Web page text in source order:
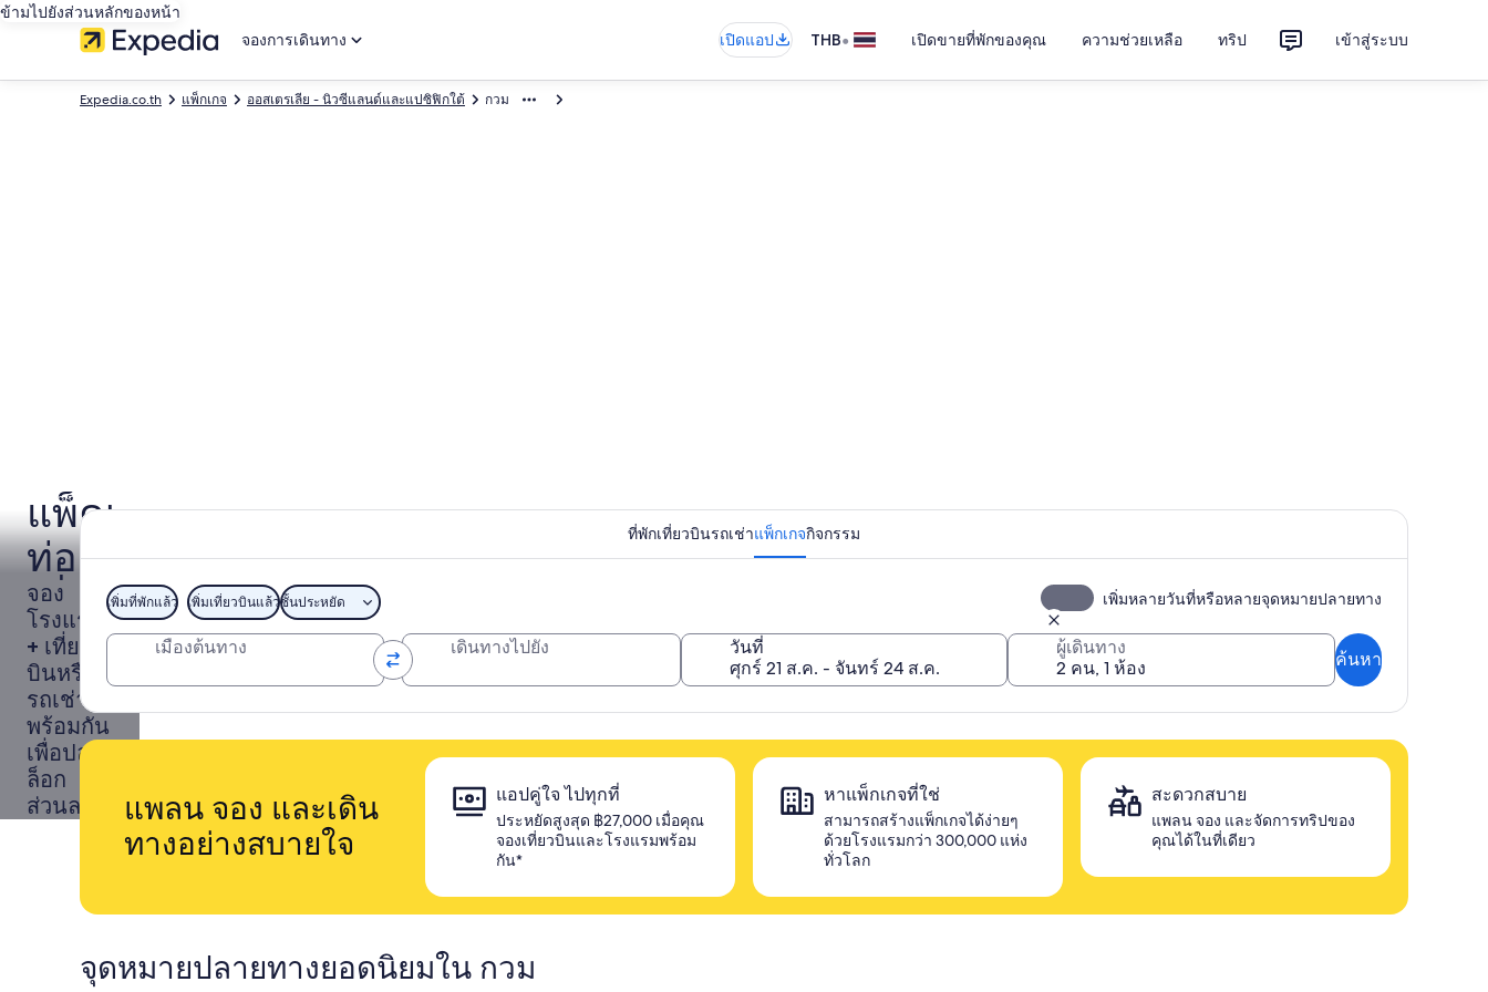
ข้ามไปยังส่วนหลักของหน้า
จองการเดินทาง
เปิดแอป THB• เปิดขายที่พักของคุณ ความช่วยเหลือ ทริป เข้าสู่ระบบ
กวม
ออสเตรเลีย - นิวซีแลนด์และแปซิฟิกใต้
แพ็กเกจ
Expedia.co.th
ภาพโดย Photo courtesy of Guam Visitors Bureau ภาพ
courtesy
of
Guam
Visitors
แพ็คเกจ
ท่อง
เที่ยว
กวม
จอง
โรงแรม
+ เที่ยว
บินหรือ
รถเช่า
พร้อมกัน
เพื่อปลด
ล็อก
ส่วนลด
ที่พักเที่ยวบินรถเช่าแพ็กเกจกิจกรรม
เพิ่มที่พักแล้ว เพิ่มเที่ยวบินแล้วชั้นประหยัด เพิ่มหลายวันที่หรือหลายจุดหมายปลายทาง
เมืองต้นทาง เดินทางไปยัง วันที่ ผู้เดินทาง
ค้นหา
แพลน จอง และเดิน
ทางอย่างสบายใจ
แอปคู่ใจ ไปทุกที่
ประหยัดสูงสุด ฿27,000 เมื่อคุณ
จองเที่ยวบินและโรงแรมพร้อม
กัน*
หาแพ็กเกจที่ใช่
สามารถสร้างแพ็กเกจได้ง่ายๆ
ด้วยโรงแรมกว่า 300,000 แห่ง
ทั่วโลก
สะดวกสบาย
แพลน จอง และจัดการทริปของ
คุณได้ในที่เดียว
จุดหมายปลายทางยอดนิยมใน กวม